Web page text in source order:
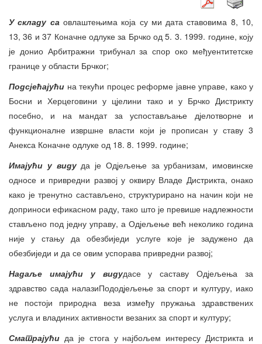
У складу са овлаштењима која су ми дата ставовима 8, 10,
13, 36 и 37 Коначне одлуке за Брчко од 5. 3. 1999. године, коју
је донио Арбитражни трибунал за спор око међуентитетске
границе у области Брчког;
Подсјећајући на текући процес реформе јавне управе, како у
Босни и Херцеговини у цјелини тако и у Брчко Дистрикту
посебно, и на мандат за успостављање дјелотворне и
функционалне извршне власти који је прописан у ставу 3
Анекса Коначне одлуке од 18. 8. 1999. године;
Имајући у видуда је Одјељење за урбанизам, имовинске
односе и привредни развој у оквиру Владе Дистрикта, онако
како је тренутно састављено, структурирано на начин који не
доприноси ефикасном раду, тако што је превише надлежности
стављено под једну управу, а Одјељење већ неколико година
није у стању да обезбиједи услуге које је задужено да
обезбиједи и да се овим успорава привредни развој;
Надаље имајући у видудасе у саставу Одјељења за
здравство сада налазиПододјељење за спорт и културу, иако
не постоји природна веза између пружања здравствених
услуга и владиних активности везаних за спорт и културу;
Сматрајући да је стога у најбољем интересу Дистрикта и